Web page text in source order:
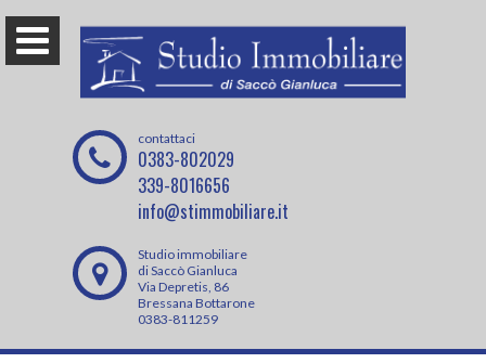
contattaci
0383-802029
339-8016656
info@stimmobiliare.it
Studio immobiliare
di Saccò Gianluca
Via Depretis, 86
Bressana Bottarone
0383-811259